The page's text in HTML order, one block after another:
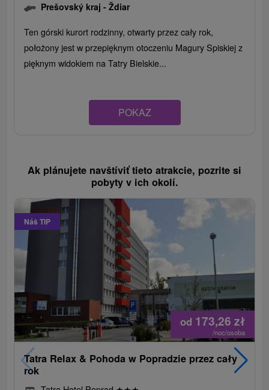
Prešovský kraj -Ždiar
Ten górski kurort rodzinny, otwarty przez cały rok,
położony jest w przepięknym otoczeniu Magury Spiskiej z
pięknym widokiem na Tatry Bielskie...
POKAZ
Ak plánujete navštíviť tieto atrakcie, pozrite si
pobyty v ich okolí.
Náš TIP
od 173,26zł
/noc/osoba
Tatra Relax & Pohoda w Popradzie przez cały
rok